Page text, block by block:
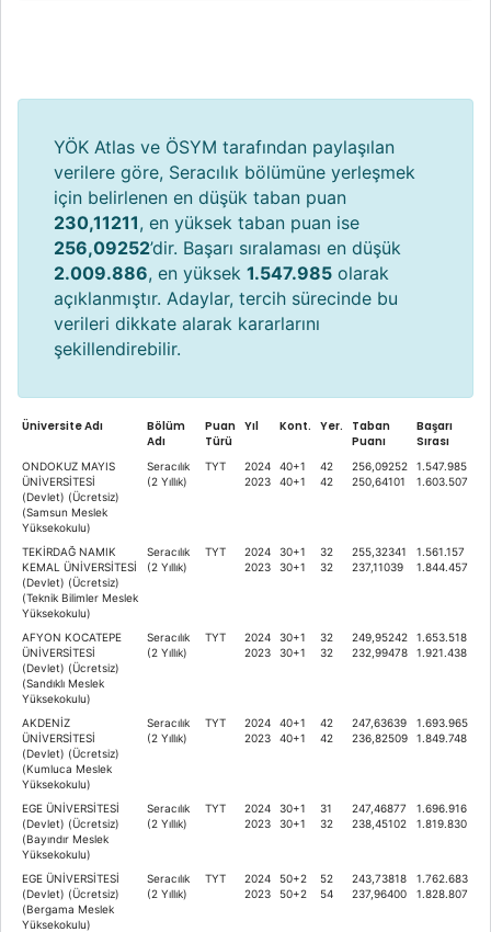
YÖK Atlas ve ÖSYM tarafından paylaşılan
verilere göre, Seracılık bölümüne yerleşmek
için belirlenen en düşük taban puan
230,11211, en yüksek taban puan ise
256,09252’dir. Başarı sıralaması en düşük
2.009.886, en yüksek 1.547.985 olarak
açıklanmıştır. Adaylar, tercih sürecinde bu
verileri dikkate alarak kararlarını
şekillendirebilir.
Üniversite Adı
Bölüm
Adı
Puan
Türü
Yıl Kont. Yer.
Taban
Puanı
Başarı
Sırası
ONDOKUZ MAYIS
ÜNİVERSİTESİ
(Devlet) (Ücretsiz)
(Samsun Meslek
Yüksekokulu)
Seracılık
(2 Yıllık)
TYT
2024
2023
40+1
40+1
42
42
256,09252
250,64101
1.547.985
1.603.507
TEKİRDAĞ NAMIK
KEMAL ÜNİVERSİTESİ
(Devlet) (Ücretsiz)
(Teknik Bilimler Meslek
Yüksekokulu)
Seracılık
(2 Yıllık)
TYT
2024
2023
30+1
30+1
32
32
255,32341
237,11039
1.561.157
1.844.457
AFYON KOCATEPE
ÜNİVERSİTESİ
(Devlet) (Ücretsiz)
(Sandıklı Meslek
Yüksekokulu)
Seracılık
(2 Yıllık)
TYT
2024
2023
30+1
30+1
32
32
249,95242
232,99478
1.653.518
1.921.438
AKDENİZ
ÜNİVERSİTESİ
(Devlet) (Ücretsiz)
(Kumluca Meslek
Yüksekokulu)
Seracılık
(2 Yıllık)
TYT
2024
2023
40+1
40+1
42
42
247,63639
236,82509
1.693.965
1.849.748
EGE ÜNİVERSİTESİ
(Devlet) (Ücretsiz)
(Bayındır Meslek
Yüksekokulu)
Seracılık
(2 Yıllık)
TYT
2024
2023
30+1
30+1
31
32
247,46877
238,45102
1.696.916
1.819.830
EGE ÜNİVERSİTESİ
(Devlet) (Ücretsiz)
(Bergama Meslek
Yüksekokulu)
Seracılık
(2 Yıllık)
TYT
2024
2023
50+2
50+2
52
54
243,73818
237,96400
1.762.683
1.828.807